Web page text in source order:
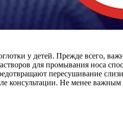
у детей. Прежде всего,
для промывания носа
пересушивание
консультации. Не менее